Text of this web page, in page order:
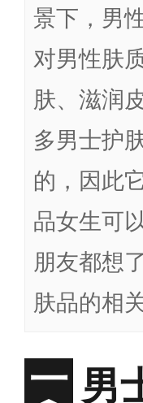
景下，男
对男性肤
肤、滋润
多男士护
的，因此
品女生可
朋友都想
肤品的相
男